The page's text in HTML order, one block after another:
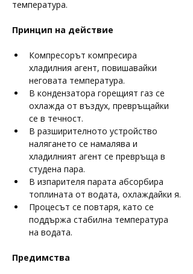
температура.
Принцип на действие
Компресорът компресира
хладилния агент, повишавайки
неговата температура.
В кондензатора горещият газ се
охлажда от въздух, превръщайки
се в течност.
В разширителното устройство
налягането се намалява и
хладилният агент се превръща в
студена пара.
В изпарителя парата абсорбира
топлината от водата, охлаждайки я.
Процесът се повтаря, като се
поддържа стабилна температура
на водата.
Предимства